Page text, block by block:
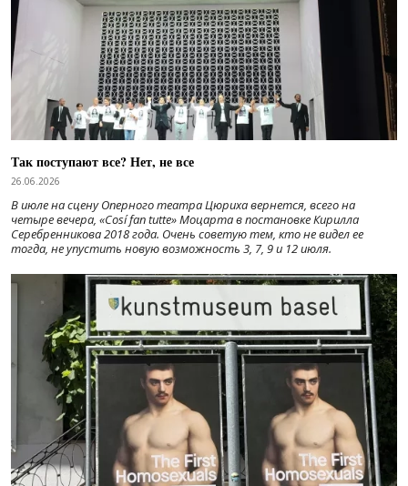
Так поступают все? Нет, не все
26.06.2026
В июле на сцену Оперного театра Цюриха вернется, всего на
четыре вечера, «Cosí fan tutte» Моцарта в постановке Кирилла
Серебренникова 2018 года. Очень советую тем, кто не видел ее
тогда, не упустить новую возможность 3, 7, 9 и 12 июля.